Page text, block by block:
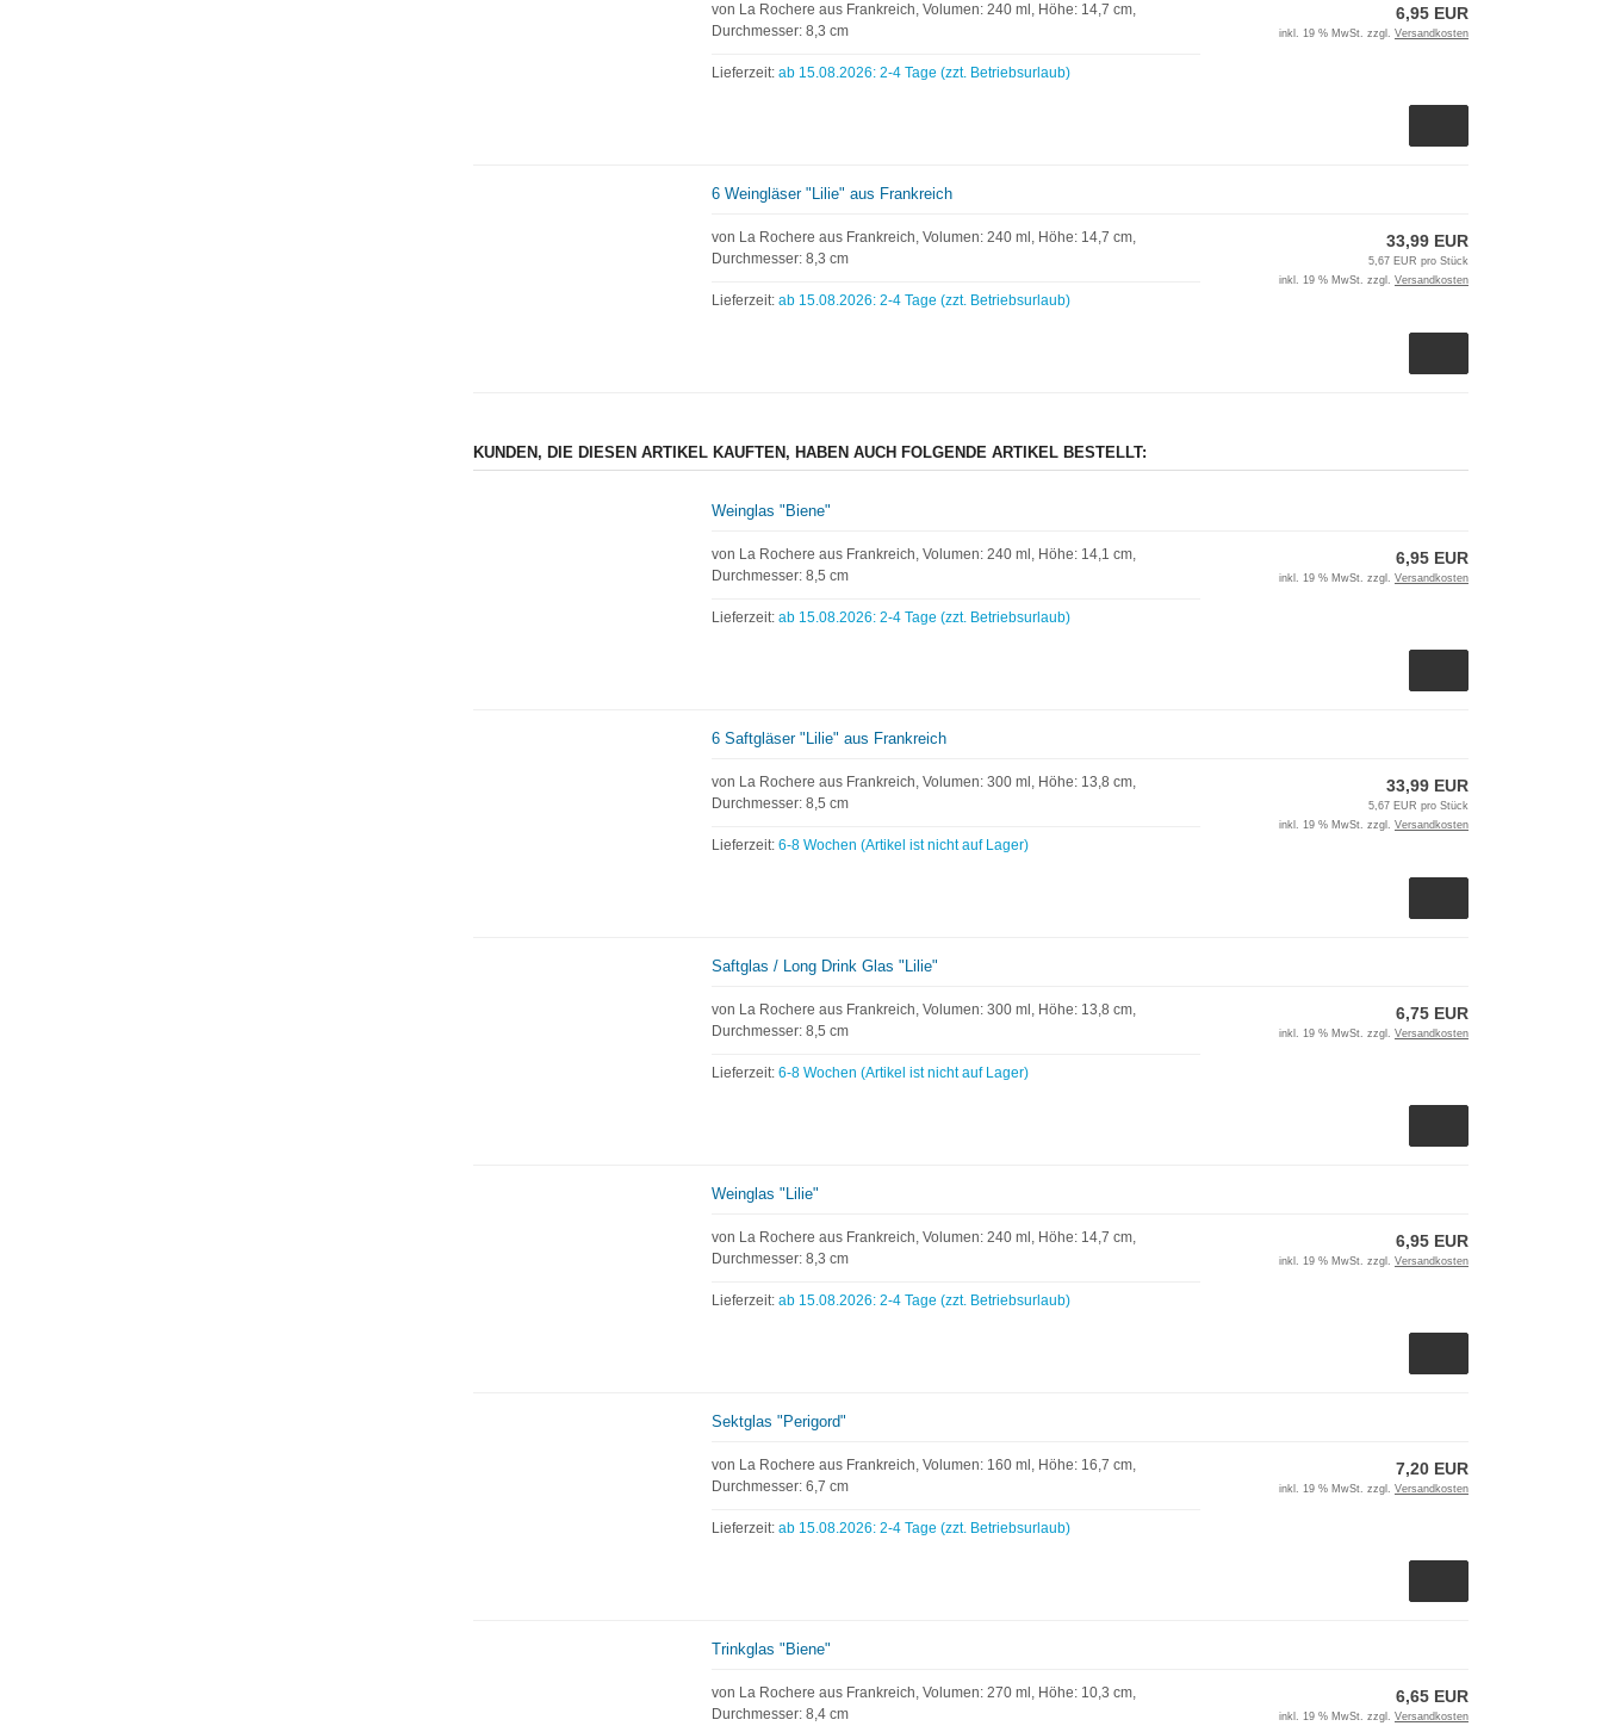
von La Rochere aus Frankreich, Volumen: 240 ml, Höhe: 14,7 cm,
Durchmesser: 8,3 cm
Lieferzeit:ab 15.08.2026: 2-4 Tage (zzt. Betriebsurlaub)
6,95 EUR
inkl. 19 % MwSt. zzgl. Versandkosten
6 Weingläser "Lilie" aus Frankreich
von La Rochere aus Frankreich, Volumen: 240 ml, Höhe: 14,7 cm,
Durchmesser: 8,3 cm
Lieferzeit:ab 15.08.2026: 2-4 Tage (zzt. Betriebsurlaub)
33,99 EUR
5,67 EUR pro Stück
inkl. 19 % MwSt. zzgl. Versandkosten
KUNDEN, DIE DIESEN ARTIKEL KAUFTEN, HABEN AUCH FOLGENDE ARTIKEL BESTELLT:
Weinglas "Biene"
von La Rochere aus Frankreich, Volumen: 240 ml, Höhe: 14,1 cm,
Durchmesser: 8,5 cm
Lieferzeit:ab 15.08.2026: 2-4 Tage (zzt. Betriebsurlaub)
6,95 EUR
inkl. 19 % MwSt. zzgl. Versandkosten
6 Saftgläser "Lilie" aus Frankreich
von La Rochere aus Frankreich, Volumen: 300 ml, Höhe: 13,8 cm,
Durchmesser: 8,5 cm
Lieferzeit:6-8 Wochen (Artikel ist nicht auf Lager)
33,99 EUR
5,67 EUR pro Stück
inkl. 19 % MwSt. zzgl. Versandkosten
Saftglas / Long Drink Glas "Lilie"
von La Rochere aus Frankreich, Volumen: 300 ml, Höhe: 13,8 cm,
Durchmesser: 8,5 cm
Lieferzeit:6-8 Wochen (Artikel ist nicht auf Lager)
6,75 EUR
inkl. 19 % MwSt. zzgl. Versandkosten
Weinglas "Lilie"
von La Rochere aus Frankreich, Volumen: 240 ml, Höhe: 14,7 cm,
Durchmesser: 8,3 cm
Lieferzeit:ab 15.08.2026: 2-4 Tage (zzt. Betriebsurlaub)
6,95 EUR
inkl. 19 % MwSt. zzgl. Versandkosten
Sektglas "Perigord"
von La Rochere aus Frankreich, Volumen: 160 ml, Höhe: 16,7 cm,
Durchmesser: 6,7 cm
Lieferzeit:ab 15.08.2026: 2-4 Tage (zzt. Betriebsurlaub)
7,20 EUR
inkl. 19 % MwSt. zzgl. Versandkosten
Trinkglas "Biene"
von La Rochere aus Frankreich, Volumen: 270 ml, Höhe: 10,3 cm,
Durchmesser: 8,4 cm
6,65 EUR
inkl. 19 % MwSt. zzgl. Versandkosten